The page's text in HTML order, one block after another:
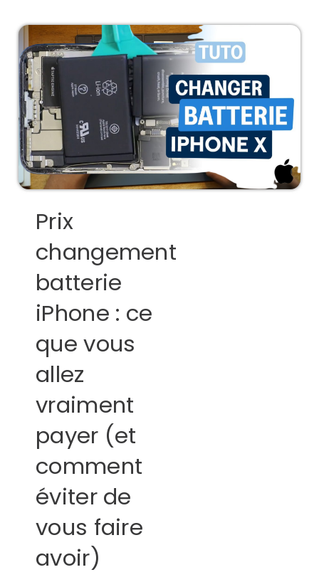
Prix
changement
batterie
iPhone : ce
que vous
allez
vraiment
payer (et
comment
éviter de
vous faire
avoir)